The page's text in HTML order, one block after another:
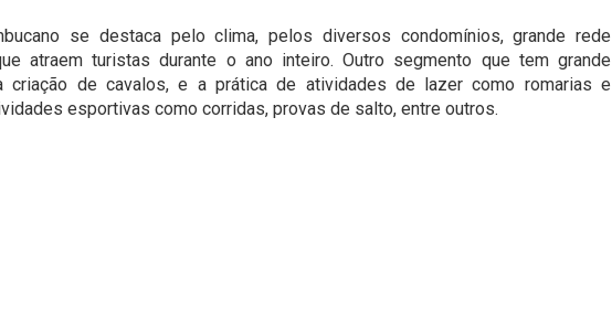
se destaca pelo clima, pelos diversos condomínios, grande rede
atraem turistas durante o ano inteiro. Outro segmento que tem grande
criação de cavalos, e a prática de atividades de lazer como romarias e
esportivas como corridas, provas de salto, entre outros.